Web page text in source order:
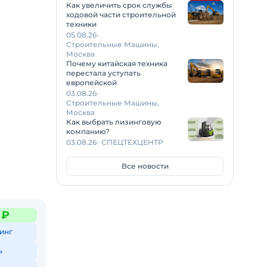
₽
Как увеличить срок службы
ходовой части строительной
техники
05.08.26
Строительные Машины,
Москва
Почему китайская техника
перестала уступать
европейской
03.08.26
Строительные Машины,
Москва
Как выбрать лизинговую
компанию?
03.08.26 СПЕЦТЕХЦЕНТР
Все новости